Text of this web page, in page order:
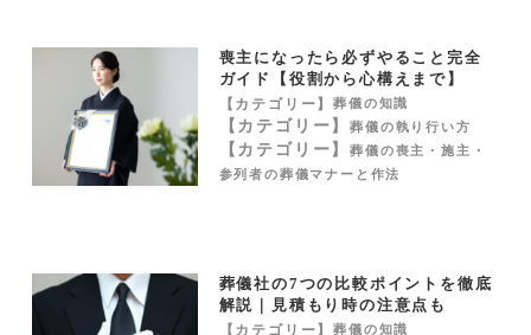
喪主になったら必ずやること完全
ガイド【役割から心構えまで】
【カテゴリー】葬儀の知識
【カテゴリー】葬儀の執り行い方
【カテゴリー】葬儀の喪主・施主・
参列者の葬儀マナーと作法
葬儀社の7つの比較ポイントを徹底
解説｜見積もり時の注意点も
【カテゴリー】葬儀の知識